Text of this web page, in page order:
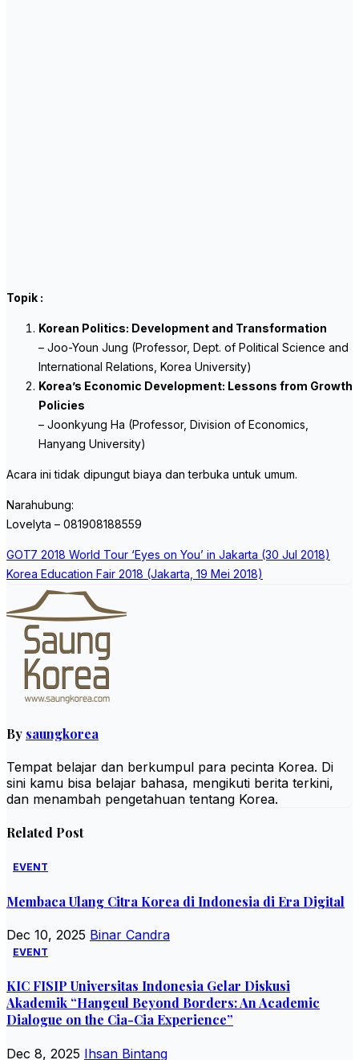
Topik :
Korean Politics: Development and Transformation
– Joo-Youn Jung (Professor, Dept. of Political Science and
International Relations, Korea University)
Korea’s Economic Development: Lessons from Growth
Policies
– Joonkyung Ha (Professor, Division of Economics,
Hanyang University)
Acara ini tidak dipungut biaya dan terbuka untuk umum.
Narahubung:
Lovelyta – 081908188559
Post
navigation
GOT7 2018 World Tour ‘Eyes on You’ in Jakarta (30 Jul 2018)
Korea Education Fair 2018 (Jakarta, 19 Mei 2018)
By saungkorea
Tempat belajar dan berkumpul para pecinta Korea. Di
sini kamu bisa belajar bahasa, mengikuti berita terkini,
dan menambah pengetahuan tentang Korea.
Related Post
EVENT
Membaca Ulang Citra Korea di Indonesia di Era Digital
Dec 10, 2025 Binar Candra
EVENT
KIC FISIP Universitas Indonesia Gelar Diskusi
Akademik “Hangeul Beyond Borders: An Academic
Dialogue on the Cia-Cia Experience”
Dec 8, 2025 Ihsan Bintang